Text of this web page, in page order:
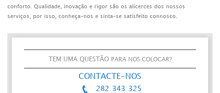
conforto. Qualidade, inovação e rigor são os alicerces dos nossos
serviços, por isso, conheça-nos e sinta-se satisfeito connosco.
TEM UMA QUESTÃOPARA NOS COLOCAR?
CONTACTE-NOS
282 343 325